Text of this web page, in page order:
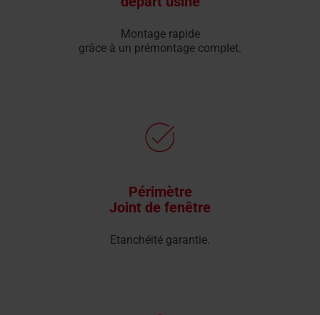
Montage rapide
grâce à un prémontage complet.
Périmètre
Joint de fenêtre
Etanchéité garantie.